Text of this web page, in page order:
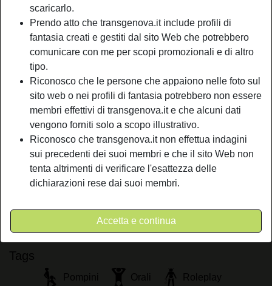
scaricarlo.
Prendo atto che transgenova.it include profili di
fantasia creati e gestiti dal sito Web che potrebbero
comunicare con me per scopi promozionali e di altro
tipo.
Riconosco che le persone che appaiono nelle foto sul
sito web o nei profili di fantasia potrebbero non essere
membri effettivi di transgenova.it e che alcuni dati
vengono forniti solo a scopo illustrativo.
Riconosco che transgenova.it non effettua indagini
sui precedenti dei suoi membri e che il sito Web non
tenta altrimenti di verificare l'esattezza delle
dichiarazioni rese dai suoi membri.
Accetta e continua
Sessualità:
Relazione:
Single
Colore dei capelli:
Scuro
Depilata:
Sì
Fumatrice:
Descrizione
Sicuramente quando due persone decidono e diventano
scopamici hanno molti vantaggi in più rispetto agli altri tipi
di rapporto o relazione che si possono instaurare. Se sei
interessato allora scrivimi e non ti fare problemi
Non ha specificato le sue preferenze
Tags
Pompini Orali Roleplay